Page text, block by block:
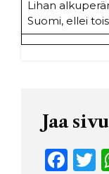
Lihan
Suomi, ellei
Jaa sivu
F